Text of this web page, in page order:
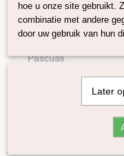
Soort Garen
Merken
Pascuali
Kremke Soul Wool
Sorteer op:
hoe u onze site gebruikt.
combinatie met andere
door uw gebruik van hun
Later